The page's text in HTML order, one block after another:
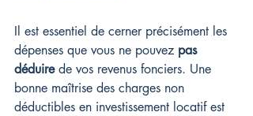
Il est essentiel de cerner précisément les
dépenses que vous ne pouvez pas
déduire de vos revenus fonciers. Une
bonne maîtrise des charges non
déductibles en investissement locatif est